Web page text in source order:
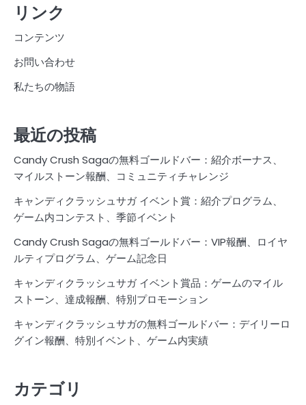
リンク
コンテンツ
お問い合わせ
私たちの物語
最近の投稿
Candy Crush Sagaの無料ゴールドバー：紹介ボーナス、
マイルストーン報酬、コミュニティチャレンジ
キャンディクラッシュサガ イベント賞：紹介プログラム、
ゲーム内コンテスト、季節イベント
Candy Crush Sagaの無料ゴールドバー：VIP報酬、ロイヤ
ルティプログラム、ゲーム記念日
キャンディクラッシュサガ イベント賞品：ゲームのマイル
ストーン、達成報酬、特別プロモーション
キャンディクラッシュサガの無料ゴールドバー：デイリーロ
グイン報酬、特別イベント、ゲーム内実績
カテゴリ